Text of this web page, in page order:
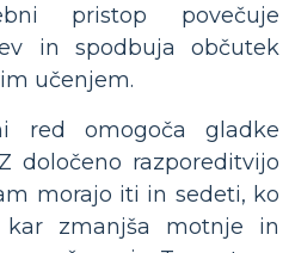
pristop povečuje
in spodbuja občutek
učenjem.
red omogoča gladke
določeno razporeditvijo
morajo iti in sedeti, ko
zmanjša motnje in